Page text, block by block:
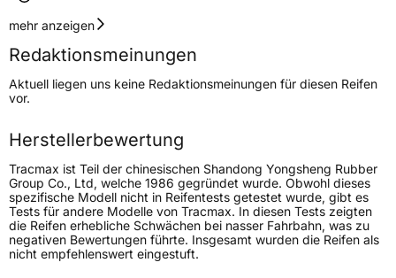
Geschwindigkeitsindex
Höchstgeschwindigkeit
210 km/h
Lastindex116
Höchstlast1250 kg
Generelle Merkmale
FahrzeugtypSUV
VerwendungSommerreifen
ModellnameX Privilo HT
mehr anzeigen
Redaktionsmeinungen
Aktuell liegen uns keine Redaktionsmeinungen für diesen Reifen
vor.
Herstellerbewertung
Tracmax ist Teil der chinesischen Shandong Yongsheng Rubber
Group Co., Ltd, welche 1986 gegründet wurde. Obwohl dieses
spezifische Modell nicht in Reifentests getestet wurde, gibt es
Tests für andere Modelle von Tracmax. In diesen Tests zeigten
die Reifen erhebliche Schwächen bei nasser Fahrbahn, was zu
negativen Bewertungen führte. Insgesamt wurden die Reifen als
nicht empfehlenswert eingestuft.